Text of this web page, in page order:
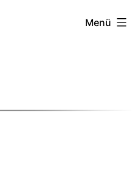
Menü